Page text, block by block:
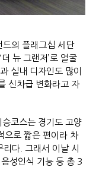
의 플래그십 세단
뉴 그랜저’로 얼굴
실내 디자인도 많이
신차급 변화라고 자
코스는 경기도 고양
으로 짧은 편이라 차
다. 그래서 이날 시
성인식 기능 등 총 3